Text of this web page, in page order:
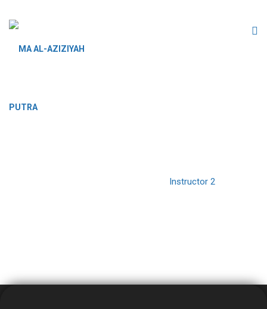
Instructor 2